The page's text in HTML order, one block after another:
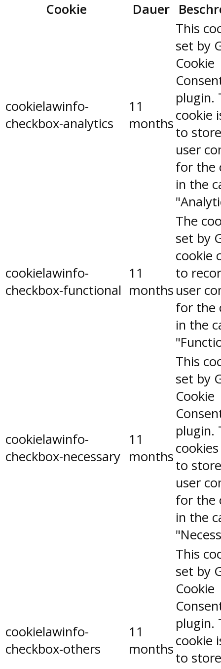
Cookie
Dauer
cookielawinfo-
checkbox-analytics
11
months
This
set by
Cookie
plugin.
cookie
to
user
for the
in the
cookielawinfo-
checkbox-functional
11
months
The
set by
cookie
to
user
for the
in the
cookielawinfo-
checkbox-necessary
11
months
This
set by
Cookie
plugin.
to
user
for the
in the
cookielawinfo-
checkbox-others
11
months
This
set by
Cookie
plugin.
cookie
to